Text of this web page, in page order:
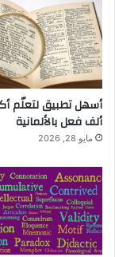
ألف فعل بالألمانية
مايو 28, 2026